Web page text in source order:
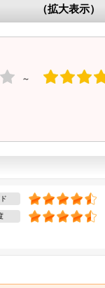
（拡大表示）
～